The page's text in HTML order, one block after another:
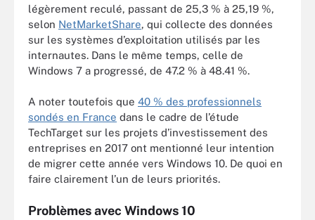
légèrement reculé, passant de 25,3 % à 25,19 %,
selon NetMarketShare, qui collecte des données
sur les systèmes d’exploitation utilisés par les
internautes. Dans le même temps, celle de
Windows 7 a progressé, de 47.2 % à 48.41 %.
A noter toutefois que 40 % des professionnels
sondés en France dans le cadre de l’étude
TechTarget sur les projets d’investissement des
entreprises en 2017 ont mentionné leur intention
de migrer cette année vers Windows 10. De quoi en
faire clairement l’un de leurs priorités.
Problèmes avec Windows 10